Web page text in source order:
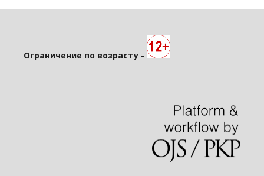
Ограничение по возрасту -